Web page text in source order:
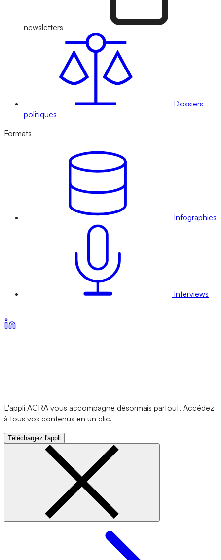
newsletters
Dossiers
politiques
Formats
Infographies
Interviews
L'appli AGRA vous accompagne désormais partout. Accédez
à tous vos contenus en un clic.
Téléchargez l'appli